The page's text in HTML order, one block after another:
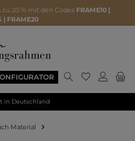
zu 20 % mit den Codes FRAME10 |
| FRAME20
in Deutschland
Material